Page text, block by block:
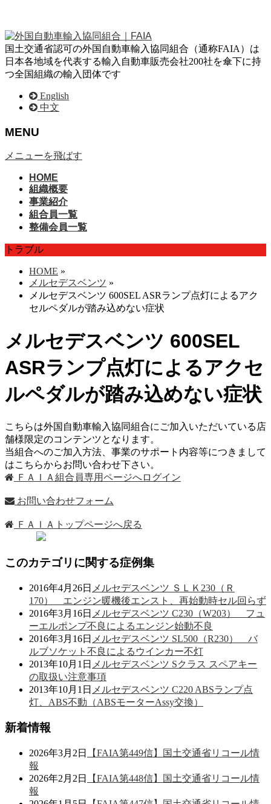
国土交通省認可の外国自動車輸入協同組合（通称FAIA）は
日本各地域を代表する輸入自動車販売会社200社を傘下に持
つ全国組織の輸入団体です
English
中文
MENU
メニューを飛ばす
HOME
組織概要
事業紹介
組合員一覧
整備会員一覧
トラブル
HOME »
メルセデスベンツ »
メルセデスベンツ 600SEL ASRランプ点灯によるアク
セルペダルが踏み込めない症状
メルセデスベンツ 600SEL
ASRランプ点灯によるアクセ
ルペダルが踏み込めない症状
こちらは外国自動車輸入協同組合にご加入いただいている店
舗様限定のコンテンツとなります。
当組合へのご加入方法、事業のサポート内容等につきまして
はこちらからお問い合わせ下さい。
ＦＡＩＡ組合員専用ページへログイン
お問い合わせフォーム
ＦＡＩＡトップページへ戻る
このカテゴリに関する症例集
2016年4月26日 メルセデスベンツ ＳＬＫ230（Ｒ
170） エンジン暖機後エンスト、再始動時セル回らず
2016年3月16日 メルセデスベンツ C230（W203） フュ
ーエルポンプ不良によるエンジン始動不良
2016年3月16日 メルセデスベンツ SL500（R230） バ
ルブソケット不良によるウインカー不灯
2013年10月1日 メルセデスベンツ Sクラス スペアキー
の取扱い注意事項
2013年10月1日 メルセデスベンツ C220 ABSランプ点
灯、ABS不動（ABSモーターAssy交換）
新着情報
2026年3月2日
【FAIA第449信】国土交通省リコール情
報
2026年2月2日
【FAIA第448信】国土交通省リコール情
報